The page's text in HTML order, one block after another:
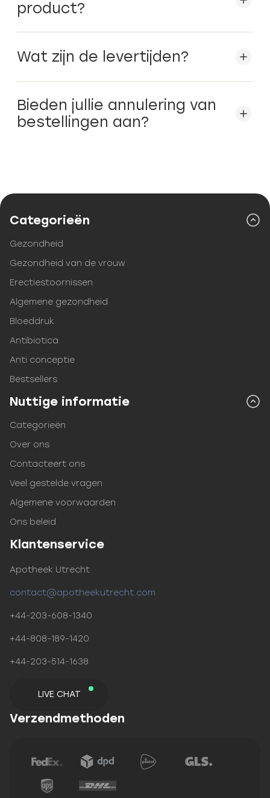
product?
Wat zijn de levertijden?
Bieden jullie annulering van
bestellingen aan?
Categorieën
Gezondheid
Gezondheid van de vrouw
Erectiestoornissen
Algemene gezondheid
Bloeddruk
Antibiotica
Anti conceptie
Bestsellers
Nuttige informatie
Categorieën
Over ons
Contacteert ons
Veel gestelde vragen
Algemene voorwaarden
Ons beleid
Klantenservice
Apotheek Utrecht
contact@apotheekutrecht.com
+44-203-608-1340
+44-808-189-1420
+44-203-514-1638
LIVE CHAT
Verzendmethoden